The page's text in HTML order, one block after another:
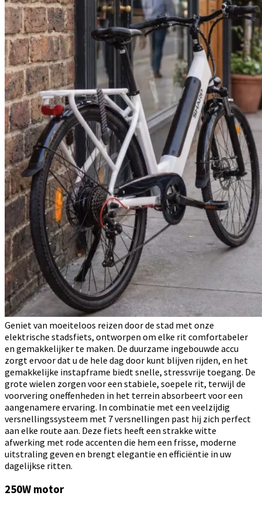
Geniet van moeiteloos reizen door de stad met onze
elektrische stadsfiets, ontworpen om elke rit comfortabeler
en gemakkelijker te maken. De duurzame ingebouwde accu
zorgt ervoor dat u de hele dag door kunt blijven rijden, en het
gemakkelijke instapframe biedt snelle, stressvrije toegang. De
grote wielen zorgen voor een stabiele, soepele rit, terwijl de
voorvering oneffenheden in het terrein absorbeert voor een
aangenamere ervaring. In combinatie met een veelzijdig
versnellingssysteem met 7 versnellingen past hij zich perfect
aan elke route aan. Deze fiets heeft een strakke witte
afwerking met rode accenten die hem een frisse, moderne
uitstraling geven en brengt elegantie en efficiëntie in uw
dagelijkse ritten.
250W motor